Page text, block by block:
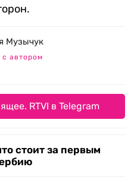
Музычук
с автором
RTVI в Telegram
стоит за первым